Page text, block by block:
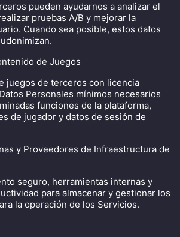
pueden ayudarnos a analizar el
pruebas A/B y mejorar la
Cuando sea posible, estos datos
de Juegos
juegos de terceros con licencia
Personales mínimos necesarios
funciones de la plataforma,
de jugador y datos de sesión de
y Proveedores de Infraestructura de
seguro, herramientas internas y
para almacenar y gestionar los
la operación de los Servicios.